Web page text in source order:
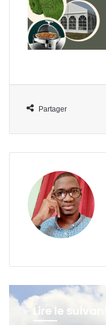
Partager
Lire le suivant